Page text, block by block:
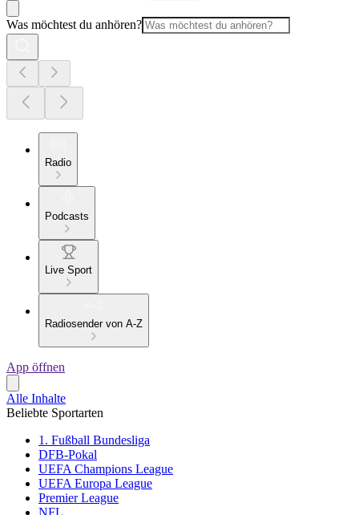
Was möchtest du anhören?
Radio
Podcasts
Live Sport
Radiosender von A-Z
App öffnen
Alle Inhalte
Beliebte Sportarten
1. Fußball Bundesliga
DFB-Pokal
UEFA Champions League
UEFA Europa League
Premier League
NFL